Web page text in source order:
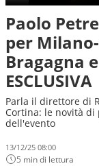
Paolo
per
Bragagna
ESCLUSIVA
Parla il direttore di
Cortina: le novità
dell'evento
13/12/25 08:00
5 min di lettura